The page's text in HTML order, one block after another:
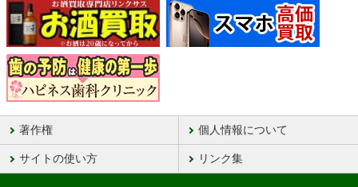
著作権 個人情報について
サイトの使い方 リンク集